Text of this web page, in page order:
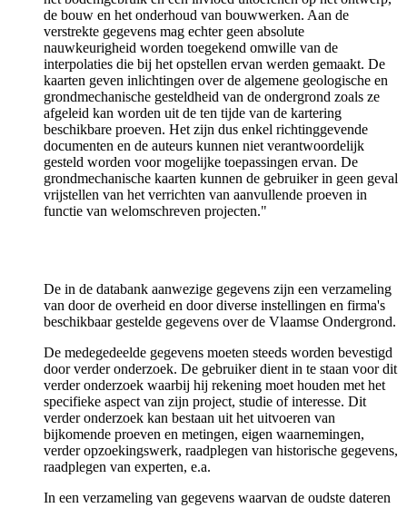
de bouw en het onderhoud van bouwwerken. Aan de
verstrekte gegevens mag echter geen absolute
nauwkeurigheid worden toegekend omwille van de
interpolaties die bij het opstellen ervan werden gemaakt. De
kaarten geven inlichtingen over de algemene geologische en
grondmechanische gesteldheid van de ondergrond zoals ze
afgeleid kan worden uit de ten tijde van de kartering
beschikbare proeven. Het zijn dus enkel richtinggevende
documenten en de auteurs kunnen niet verantwoordelijk
gesteld worden voor mogelijke toepassingen ervan. De
grondmechanische kaarten kunnen de gebruiker in geen geval
vrijstellen van het verrichten van aanvullende proeven in
functie van welomschreven projecten."
De in de databank aanwezige gegevens zijn een verzameling
van door de overheid en door diverse instellingen en firma's
beschikbaar gestelde gegevens over de Vlaamse Ondergrond.
De medegedeelde gegevens moeten steeds worden bevestigd
door verder onderzoek. De gebruiker dient in te staan voor dit
verder onderzoek waarbij hij rekening moet houden met het
specifieke aspect van zijn project, studie of interesse. Dit
verder onderzoek kan bestaan uit het uitvoeren van
bijkomende proeven en metingen, eigen waarnemingen,
verder opzoekingswerk, raadplegen van historische gegevens,
raadplegen van experten, e.a.
In een verzameling van gegevens waarvan de oudste dateren